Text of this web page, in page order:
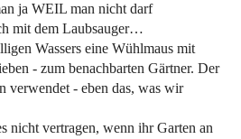
ja WEIL man nicht darf
mit dem Laubsauger…
Wassers eine Wühlmaus mit
- zum benachbarten Gärtner. Der
verwendet - eben das, was wir
nicht vertragen, wenn ihr Garten an